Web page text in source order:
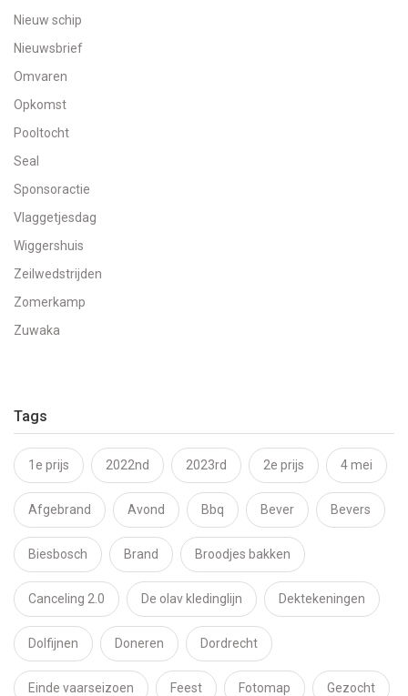
Nieuw schip
Nieuwsbrief
Omvaren
Opkomst
Pooltocht
Seal
Sponsoractie
Vlaggetjesdag
Wiggershuis
Zeilwedstrijden
Zomerkamp
Zuwaka
Tags
1e prijs 2022nd 2023rd 2e prijs 4 mei
Afgebrand Avond Bbq Bever Bevers
Biesbosch Brand Broodjes bakken
Canceling 2.0 De olav kledinglijn Dektekeningen
Dolfijnen Doneren Dordrecht
Einde vaarseizoen Feest Fotomap Gezocht